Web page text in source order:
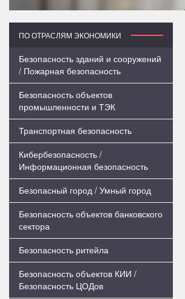
ПО ОТРАСЛЯМ ЭКОНОМИКИ
Безопасность зданий и сооружений
/ Пожарная безопасность
Безопасность объектов
промышленности и ТЭК
Транспортная безопасность
Кибербезопасность /
Информационная безопасность
Безопасный город / Умный город
Безопасность объектов банковского
сектора
Безопасность ритейла
Безопасность объектов КИИ /
Безопасность ЦОДов